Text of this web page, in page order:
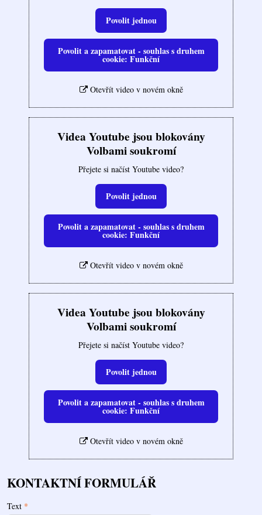
Povolit jednou
Povolit a zapamatovat - souhlas s druhem
cookie: Funkční
Otevřít video v novém okně
Videa Youtube jsou blokovány
Volbami soukromí
Přejete si načíst Youtube video?
Povolit jednou
Povolit a zapamatovat - souhlas s druhem
cookie: Funkční
Otevřít video v novém okně
Videa Youtube jsou blokovány
Volbami soukromí
Přejete si načíst Youtube video?
Povolit jednou
Povolit a zapamatovat - souhlas s druhem
cookie: Funkční
Otevřít video v novém okně
KONTAKTNÍ FORMULÁŘ
Text *